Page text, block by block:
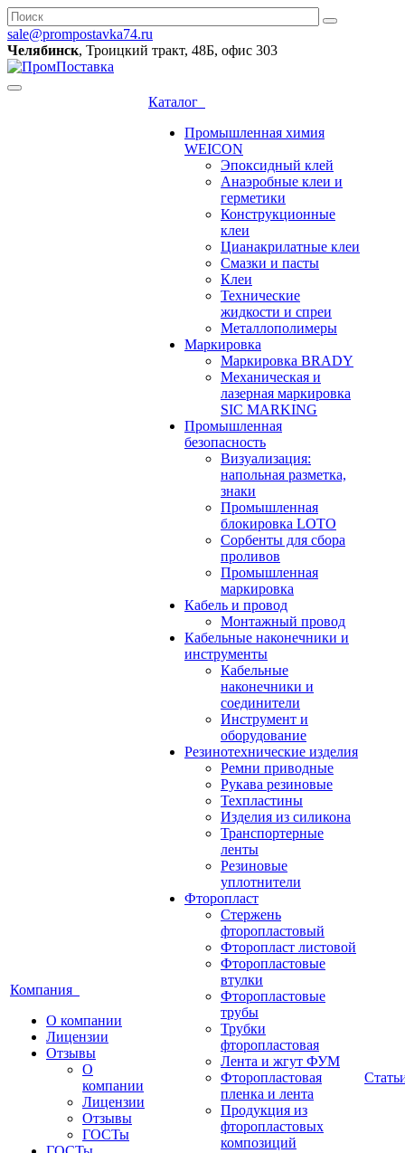
sale@prompostavka74.ru
Челябинск, Троицкий тракт, 48Б, офис 303
Компания
О компании
Лицензии
Отзывы
О
компании
Лицензии
Отзывы
ГОСТы
Каталог
Промышленная химия
WEICON
Эпоксидный клей
Анаэробные клеи и
герметики
Конструкционные
клеи
Цианакрилатные клеи
Смазки и пасты
Клеи
Технические
жидкости и спреи
Металлополимеры
Маркировка
Маркировка BRADY
Механическая и
лазерная маркировка
SIC MARKING
Промышленная
безопасность
Визуализация:
напольная разметка,
знаки
Промышленная
блокировка LOTO
Сорбенты для сбора
проливов
Промышленная
маркировка
Кабель и провод
Монтажный провод
Кабельные наконечники и
инструменты
Кабельные
наконечники и
соединители
Инструмент и
оборудование
Резинотехнические изделия
Ремни приводные
Рукава резиновые
Техпластины
Изделия из силикона
Транспортерные
ленты
Резиновые
уплотнители
Фторопласт
Стержень
фторопластовый
Фторопласт листовой
Фторопластовые
втулки
Фторопластовые
трубы
Трубки
фторопластовая
Лента и жгут ФУМ
Фторопластовая
пленка и лента
Продукция из
фторопластовых
композиций